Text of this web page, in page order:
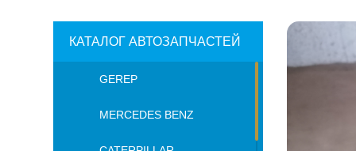
КАТАЛОГ АВТОЗАПЧАСТЕЙ
GEREP
MERCEDES BENZ